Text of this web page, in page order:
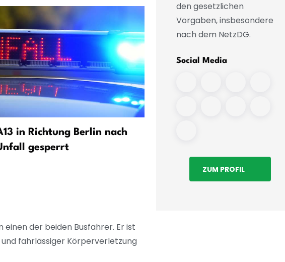
in Richtung Berlin nach
gesperrt
der beiden Busfahrer. Er ist
fahrlässiger Körperverletzung
den gesetzlichen
Vorgaben, insbesondere
nach dem NetzDG.
Social Media
ZUM PROFIL